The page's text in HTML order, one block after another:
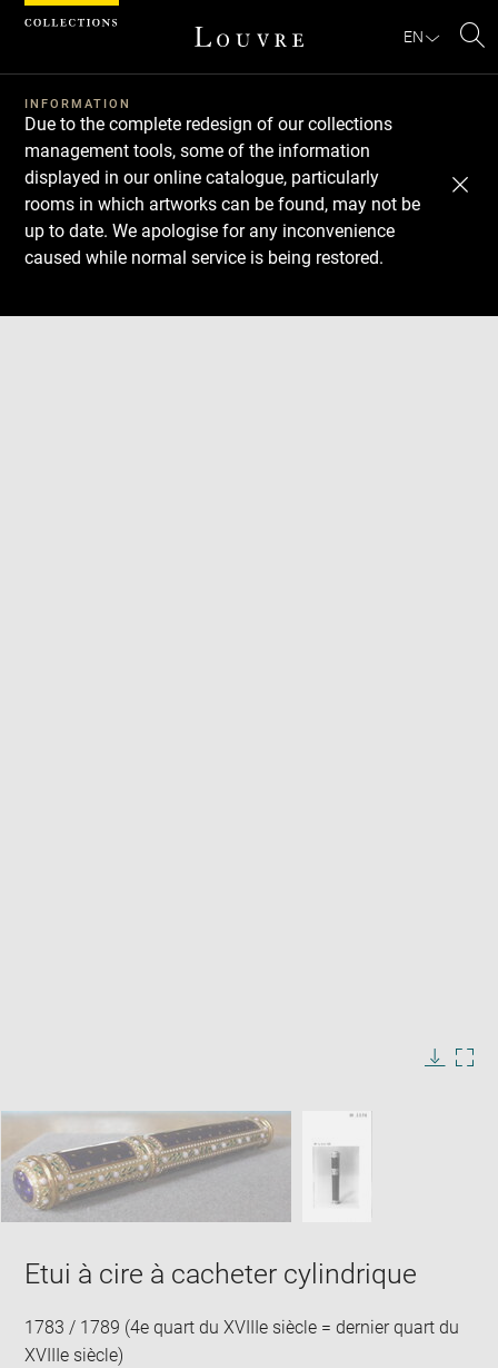
EN
INFORMATION
Due to the complete redesign of our collections
management tools, some of the information
displayed in our online catalogue, particularly
rooms in which artworks can be found, may not be
up to date. We apologise for any inconvenience
caused while normal service is being restored.
SKIP IMAGE CAROUSEL
Download
Next
Previous
Etui à cire à cacheter cylindrique
1783 / 1789 (4e quart du XVIIIe siècle = dernier quart du
XVIIIe siècle)
Cookies management panel